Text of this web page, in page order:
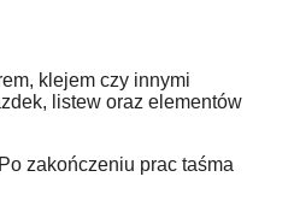
klejem czy innymi
listew oraz elementów
zakończeniu prac taśma